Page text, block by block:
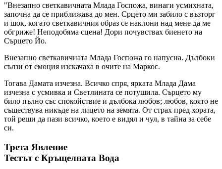
"Внезапно светкавичната Млада Госпожа, винаги усмихната,
започна да се приближава до мен. Срцето ми забило с възторг
и шок, когато светкавичния образ се наклони над мене да ме
обгриже! Неподобяма сцена! Дори почувствах биенето на
Сърцето Йо.
Внезапно светкавичната Млада Госпожа го напусна. Дълбоки
сълзи от емоция изскачаха в очите на Маркос.
Тогава Дамата изчезна. Всичко спря, ярката Млада Дама
изчезна с усмивка и Светлината се потушила. Сърцето му
било пълно със спокойствие и дълбока любов; любов, която не
съществува никъде на лицето на земята. От страх пред хората,
той реши да пази всичко, което е видял и чул, в тайна за себе
си.
Трета Явление
Тестът с Кръщелната Вода